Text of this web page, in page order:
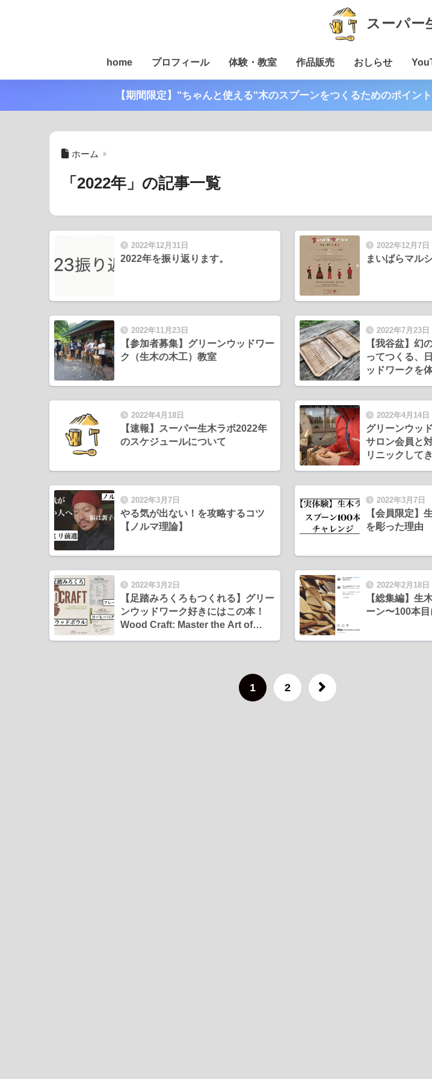
スーパー
home プロフィール 体験・教室 作品販売 おしらせ
【期間限定】"ちゃんと使える"木のスプーンをつくるためのポイン
ホーム
「2022年」の記事一覧
2022年12月31日
2022年を振り返ります。
2022年12月7日
まいばらマル
2022年11月23日
【参加者募集】グリーンウッドワー
ク（生木の木工）教室
2022年7月23日
【我谷盆】幻
ってつくる、
ッドワークを
2022年4月18日
【速報】スーパー生木ラボ2022年
のスケジュールについて
2022年4月14日
グリーンウッ
サロン会員と
リニックして
2022年3月7日
やる気が出ない！を攻略するコツ
【ノルマ理論】
2022年3月7日
【会員限定】
を彫った理由
2022年3月2日
【足踏みろくろもつくれる】グリー
ンウッドワーク好きにはこの本！
Wood Craft: Master the Art of
2022年2月18日
【総集編】生
ーン〜100本
1 2